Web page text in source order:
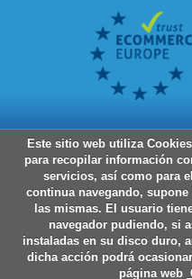
Este sitio web utiliza
para recopilar información
servicios, así como para
continua navegando,
las mismas. El usuario
navegador pudiendo, si
instaladas en su disco duro,
dicha acción podrá
página web